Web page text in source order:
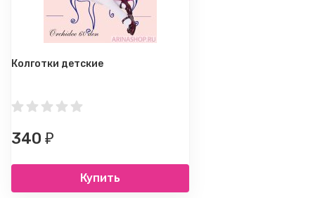
Колготки детские
340 ₽
Купить